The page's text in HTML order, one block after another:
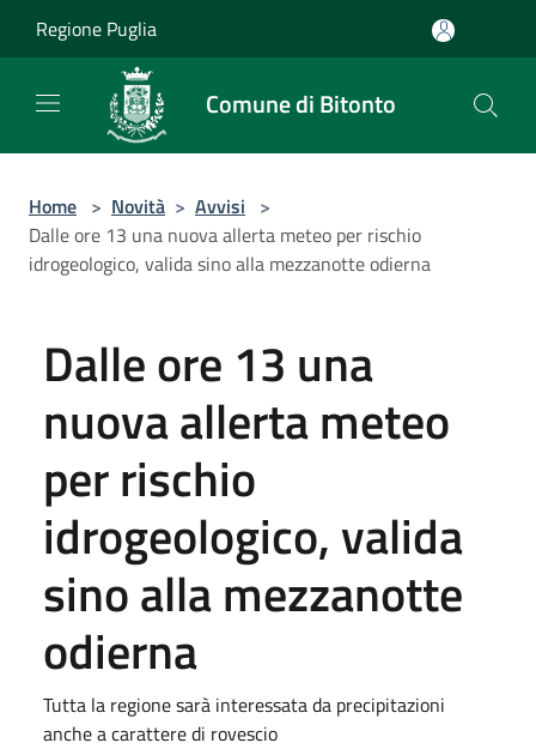
Regione Puglia
Comune di Bitonto
Home > Novità > Avvisi >
Dalle ore 13 una nuova allerta meteo per rischio
idrogeologico, valida sino alla mezzanotte odierna
Dalle ore 13 una
nuova allerta meteo
per rischio
idrogeologico, valida
sino alla mezzanotte
odierna
Tutta la regione sarà interessata da precipitazioni
anche a carattere di rovescio